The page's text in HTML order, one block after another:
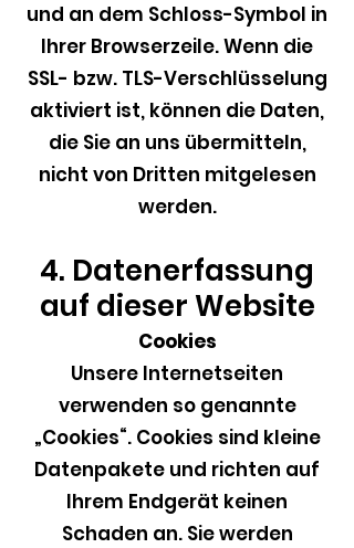
und an dem Schloss-Symbol in
Ihrer Browserzeile. Wenn die
SSL- bzw. TLS-Verschlüsselung
aktiviert ist, können die Daten,
die Sie an uns übermitteln,
nicht von Dritten mitgelesen
werden.
4. Datenerfassung
auf dieser Website
Cookies
Unsere Internetseiten
verwenden so genannte
„Cookies“. Cookies sind kleine
Datenpakete und richten auf
Ihrem Endgerät keinen
Schaden an. Sie werden